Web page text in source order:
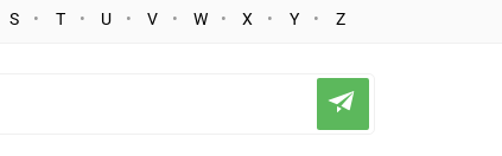
S T U V W X Y Z